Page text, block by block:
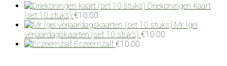
Driekoningen kaart
(set 10 stuks) €10.00
Mr Igel
verjaardagskaarten (set 10 stuks) €10.00
Eczeemzalf €10.00